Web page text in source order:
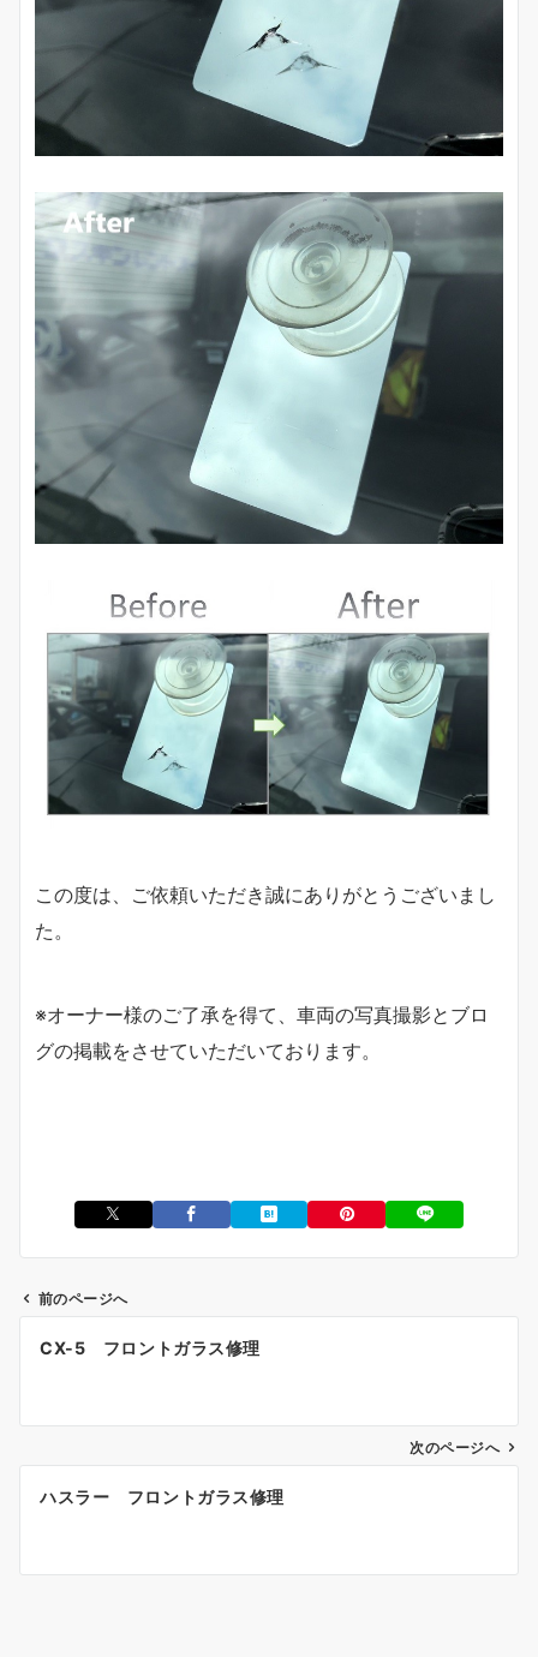
この度は、ご依頼いただき誠にありがとうございまし
た。
※オーナー様のご了承を得て、車両の写真撮影とブロ
グの掲載をさせていただいております。
ン
前のページへ
CX-5 フロントガラス修理
次のページへ
ハスラー フロントガラス修理